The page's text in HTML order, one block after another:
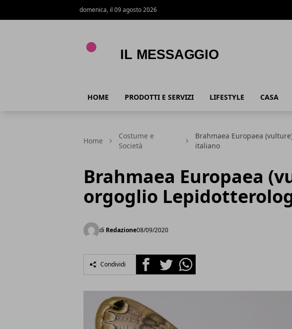
domenica, il 09 agosto 2026
HOME PRODOTTI E SERVIZI LIFESTYLE CASA
Home
Costume e
Società
Brahmaea Europaea
italiano
Brahmaea Europaea
orgoglio
di Redazione08/09/2020
Condividi FacebookTwitterWhatsapp